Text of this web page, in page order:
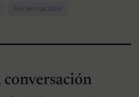
Recién nacidos
conversación